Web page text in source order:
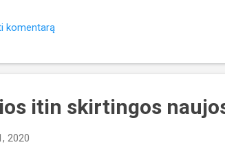
numesti svorio (pasiekti 90kg); Ha
tinklaraštyje; Šiame fronte nieko
komentarą
itin skirtingos
2020